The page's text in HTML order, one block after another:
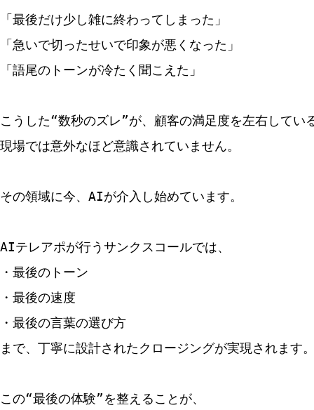
「最後だけ少し雑に終わってしまった」
「急いで切ったせいで印象が悪くなった」
「語尾のトーンが冷たく聞こえた」
こうした“数秒のズレ”が、顧客の満足度を左右してい
現場では意外なほど意識されていません。
その領域に今、AIが介入し始めています。
AIテレアポが行うサンクスコールでは、
・最後のトーン
・最後の速度
・最後の言葉の選び方
まで、丁寧に設計されたクロージングが実現されます。
この“最後の体験”を整えることが、